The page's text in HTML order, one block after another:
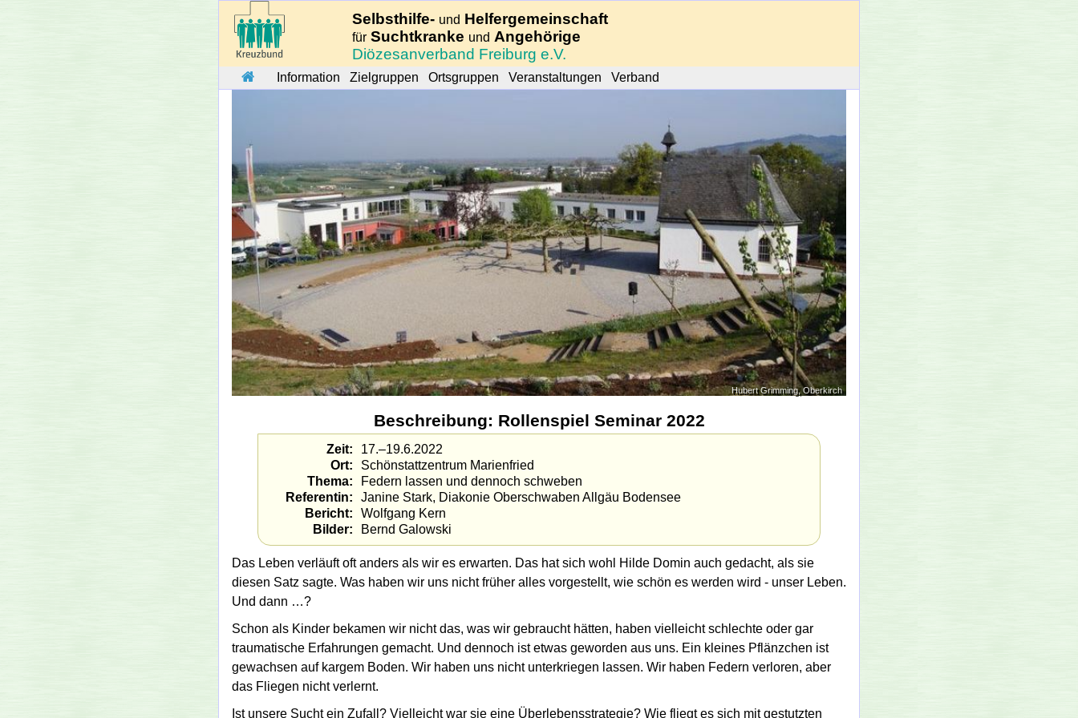
Selbsthilfe- und Helfergemeinschaft
für Suchtkranke und Angehörige
Diözesanverband Freiburg e.V.
Information Zielgruppen Ortsgruppen Veranstaltungen Verband
Hubert Grimming, Oberkirch
Beschreibung: Rollenspiel Seminar 2022
Zeit
17.–19.6.2022
Ort
Schön­statt­zentrum Marienfried
Thema
Federn lassen und dennoch schweben
Referentin
Janine Stark, Diakonie Oberschwaben Allgäu Bodensee
Bericht
Wolfgang Kern
Bilder
Bernd Galowski
Das Leben verläuft oft anders als wir es erwarten. Das hat sich wohl Hilde Domin auch gedacht, als sie
diesen Satz sagte. Was haben wir uns nicht früher alles vorgestellt, wie schön es werden wird - unser Leben.
Und dann …?
Schon als Kinder bekamen wir nicht das, was wir gebraucht hätten, haben vielleicht schlechte oder gar
traumatische Erfahrungen gemacht. Und dennoch ist etwas geworden aus uns. Ein kleines Pflänzchen ist
gewachsen auf kargem Boden. Wir haben uns nicht unterkriegen lassen. Wir haben Federn verloren, aber
das Fliegen nicht verlernt.
Ist unsere Sucht ein Zufall? Vielleicht war sie eine Überlebensstrategie? Wie fliegt es sich mit gestutzten